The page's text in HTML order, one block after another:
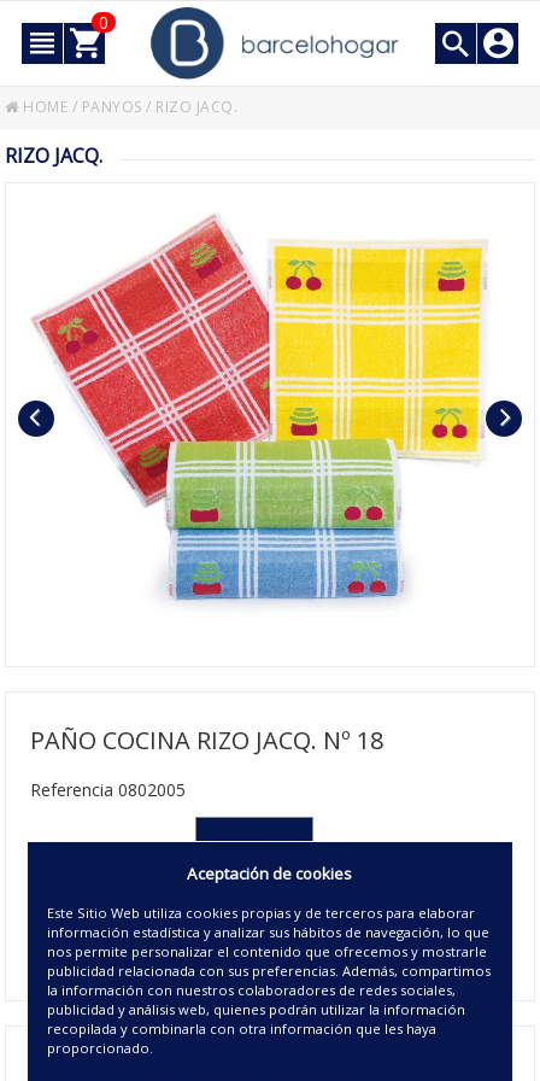
0
HOME / PANYOS / RIZO JACQ.
RIZO JACQ.
PAÑO COCINA RIZO JACQ. Nº 18
Referencia 0802005
00 - UNICO
Disponible
Aceptación de cookies
Este Sitio Web utiliza cookies propias y de terceros para elaborar
información estadística y analizar sus hábitos de navegación, lo que
nos permite personalizar el contenido que ofrecemos y mostrarle
publicidad relacionada con sus preferencias. Además, compartimos
la información con nuestros colaboradores de redes sociales,
publicidad y análisis web, quienes podrán utilizar la información
recopilada y combinarla con otra información que les haya
proporcionado.